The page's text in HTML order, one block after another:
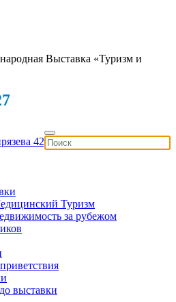
Выставка «Туризм и
42
Туризм
за рубежом
выставки